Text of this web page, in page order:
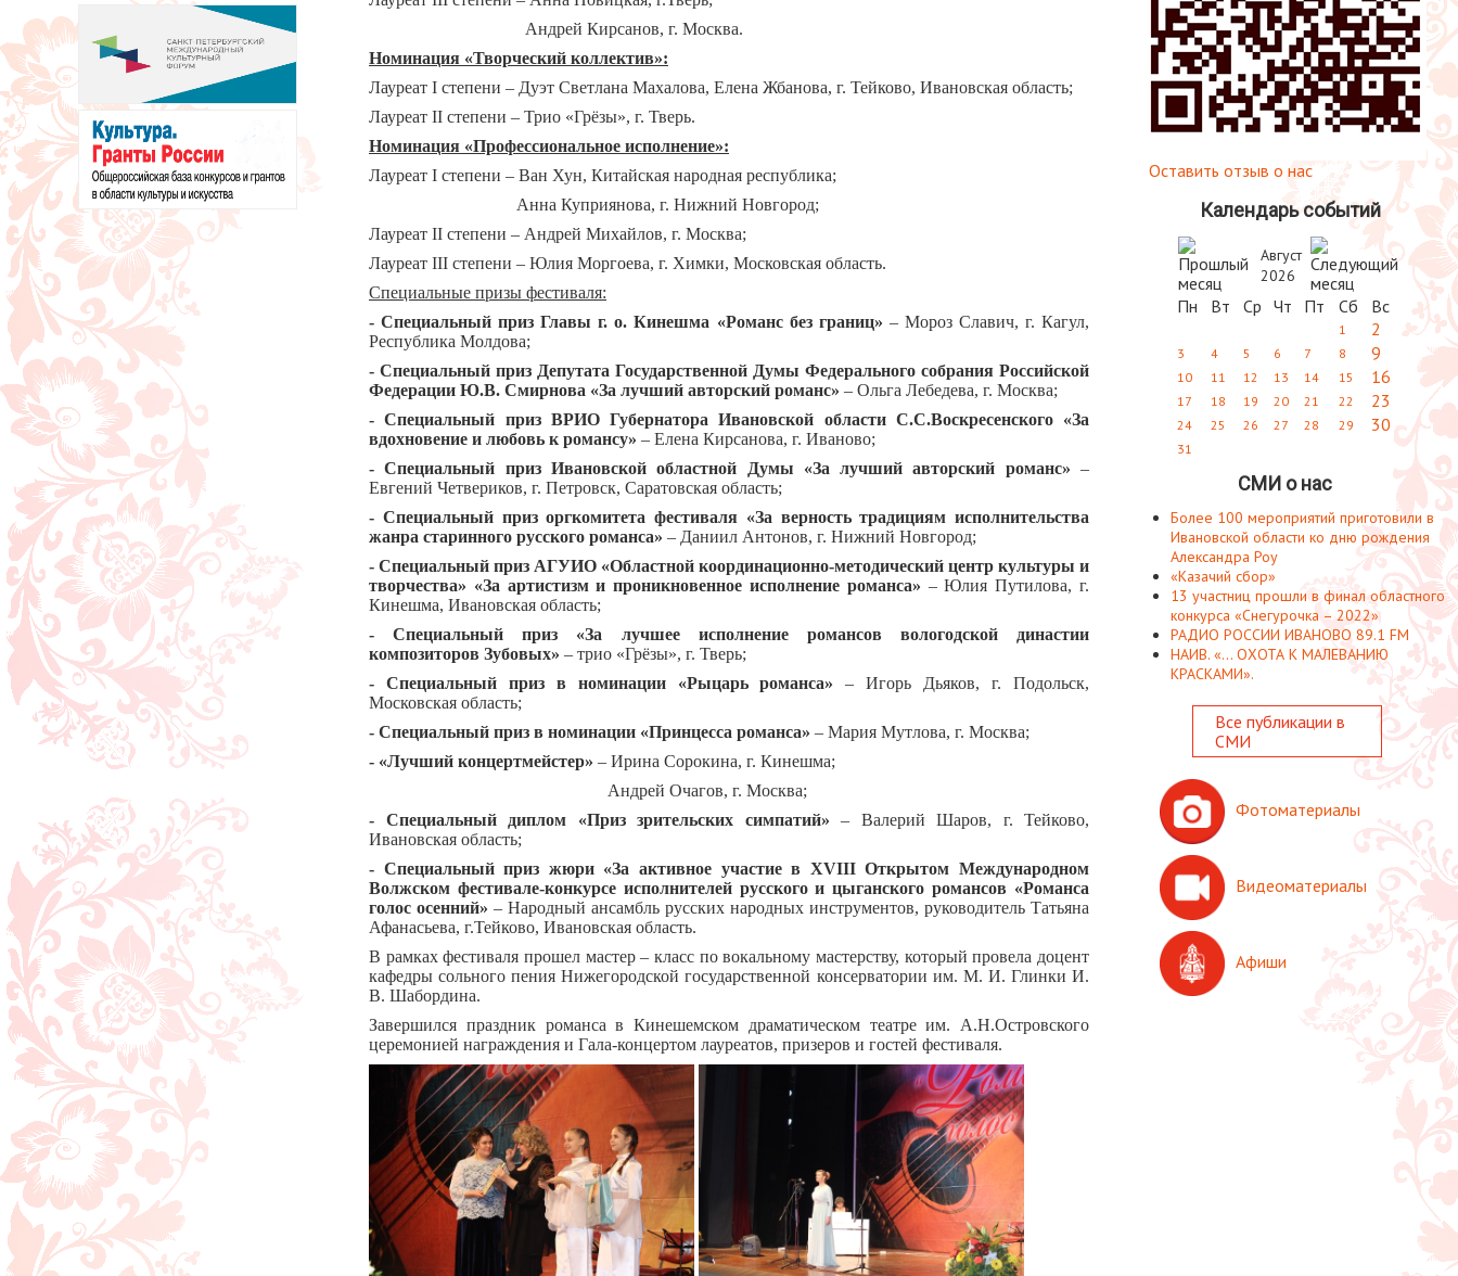
Андрей Кирсанов, г. Москва.
Номинация «Творческий коллектив»:
Лауреат I степени – Дуэт Светлана Махалова, Елена Жбанова, г. Тейково, Ивановская область;
Лауреат II степени – Трио «Грёзы», г. Тверь.
Номинация «Профессиональное исполнение»:
Лауреат I степени – Ван Хун, Китайская народная республика;
Анна Куприянова, г. Нижний Новгород;
Лауреат II степени – Андрей Михайлов, г. Москва;
Лауреат III степени – Юлия Моргоева, г. Химки, Московская область.
Специальные призы фестиваля:
- Специальный приз Главы г. о. Кинешма «Романс без границ» – Мороз Славич, г. Кагул,
Республика Молдова;
- Специальный приз Депутата Государственной Думы Федерального собрания Российской
Федерации Ю.В. Смирнова «За лучший авторский романс» – Ольга Лебедева, г. Москва;
- Специальный приз ВРИО Губернатора Ивановской области С.С.Воскресенского «За
вдохновение и любовь к романсу» – Елена Кирсанова, г. Иваново;
- Специальный приз Ивановской областной Думы «За лучший авторский романс» –
Евгений Четвериков, г. Петровск, Саратовская область;
- Специальный приз оргкомитета фестиваля «За верность традициям исполнительства
жанра старинного русского романса» – Даниил Антонов, г. Нижний Новгород;
- Специальный приз АГУИО «Областной координационно-методический центр культуры и
творчества» «За артистизм и проникновенное исполнение романса» – Юлия Путилова, г.
Кинешма, Ивановская область;
-Специальный приз «За лучшее исполнение романсов вологодской династии
композиторов Зубовых» – трио «Грёзы», г. Тверь;
- Специальный приз в номинации «Рыцарь романса»– Игорь Дьяков, г. Подольск,
Московская область;
- Специальный приз в номинации «Принцесса романса» – Мария Мутлова, г. Москва;
- «Лучший концертмейстер» – Ирина Сорокина, г. Кинешма;
Андрей Очагов, г. Москва;
- Специальный диплом
«Приз зрительских симпатий» – Валерий Шаров, г. Тейково,
Ивановская область;
- Специальный приз жюри «За активное участие в XVIII Открытом Международном
Волжском фестивале-конкурсе исполнителей русского и цыганского романсов «Романса
голос осенний» – Народный ансамбль русских народных инструментов, руководитель Татьяна
Афанасьева, г.Тейково, Ивановская область.
В рамках фестиваля прошел мастер – класс по вокальному мастерству, который провела доцент
кафедры сольного пения Нижегородской государственной консерватории им. М. И. Глинки И.
В. Шабордина.
Завершился праздник романса в Кинешемском драматическом театре им. А.Н.Островского
церемонией награждения и Гала-концертом лауреатов, призеров и гостей фестиваля.
Оставить отзыв о нас
Календарь событий
Август
2026
Пн Вт Ср Чт Пт Сб Вс
1 2
3 4 5 6 7 8 9
10 11 12 13 14 15 16
17 18 19 20 21 22 23
24 25 26 27 28 29 30
31
СМИ о нас
Более 100 мероприятий приготовили в
Ивановской области ко дню рождения
Александра Роу
«Казачий сбор»
13 участниц прошли в финал областного
конкурса «Снегурочка – 2022»
РАДИО РОССИИ ИВАНОВО 89.1 FM
НАИВ. «... ОХОТА К МАЛЕВАНИЮ
КРАСКАМИ».
Все публикации в
СМИ
Фотоматериалы
Видеоматериалы
Афиши